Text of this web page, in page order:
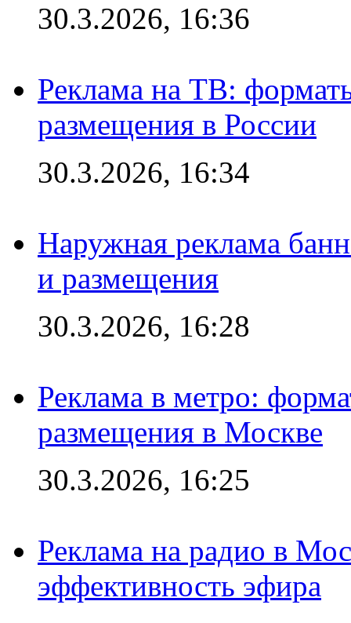
30.3.2026, 16:36
Реклама на ТВ:
размещения в России
30.3.2026, 16:34
Наружная реклама
и размещения
30.3.2026, 16:28
Реклама в метро:
размещения в Москве
30.3.2026, 16:25
Реклама на радио в
эффективность эфира